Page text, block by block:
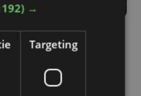
in woning in Sint-
→
Targeting